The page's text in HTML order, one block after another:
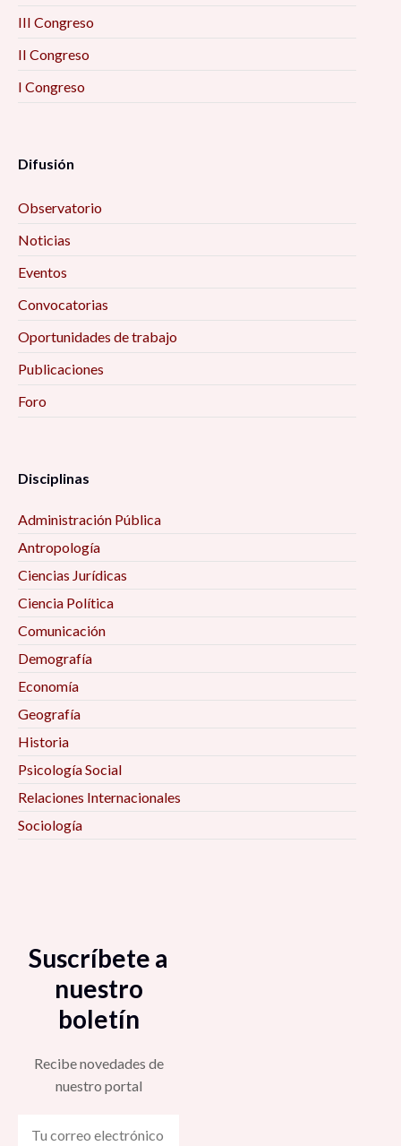
III Congreso
II Congreso
I Congreso
Difusión
Observatorio
Noticias
Eventos
Convocatorias
Oportunidades de trabajo
Publicaciones
Foro
Disciplinas
Administración Pública
Antropología
Ciencias Jurídicas
Ciencia Política
Comunicación
Demografía
Economía
Geografía
Historia
Psicología Social
Relaciones Internacionales
Sociología
Suscríbete a
nuestro
boletín
Recibe novedades de
nuestro portal